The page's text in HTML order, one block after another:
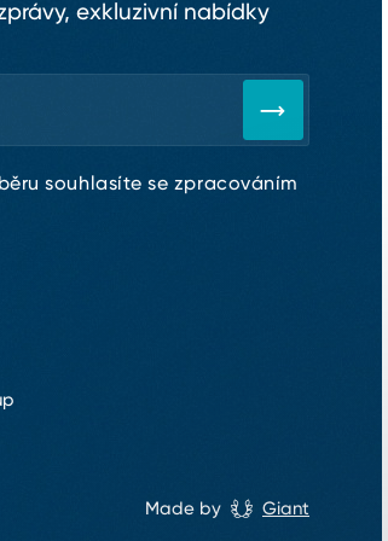
exkluzivní nabídky
souhlasíte se zpracováním
Made by Giant